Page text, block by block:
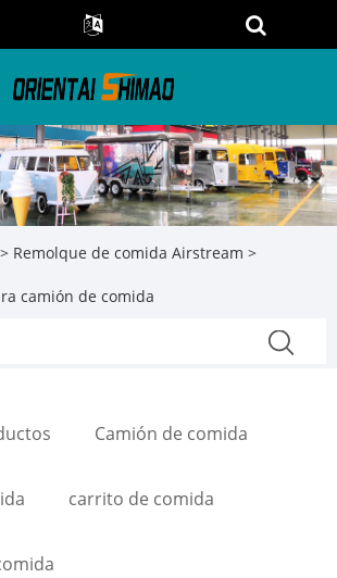
> Remolque de comida Airstream >
camión de comida
Camión de comida
carrito de comida